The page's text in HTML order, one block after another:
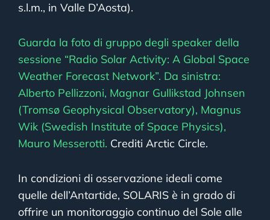
s.l.m., in Valle D’Aosta).
Guarda la foto di gruppo degli speaker della
sessione “Radio Solar Activity: A Global Space
Weather Forecast Network”. Da sinistra:
Alberto Pellizzoni, Magnar Gullikstad Johnsen
(Tromsø Geophysical Observatory), Magnus
Wik (Swedish Institute of Space Physics),
Mauro Messerotti. Crediti Arctic Circle.
In condizioni di osservazione ideali come
quelle dell’Antartide, SOLARIS è in grado di
offrire un monitoraggio continuo del Sole alle